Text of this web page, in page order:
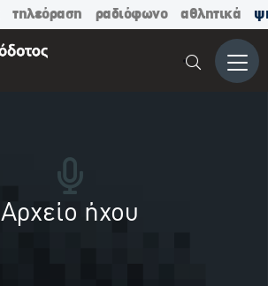
τηλεόραση ραδιόφωνο αθλητικά
Μενού
Αρχείο ήχου